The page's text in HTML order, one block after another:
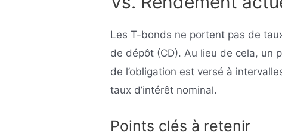
Les T-bonds ne portent pas de
de dépôt (CD). Au lieu de cela, un
de l’obligation est versé à
taux d’intérêt nominal.
Points clés à retenir